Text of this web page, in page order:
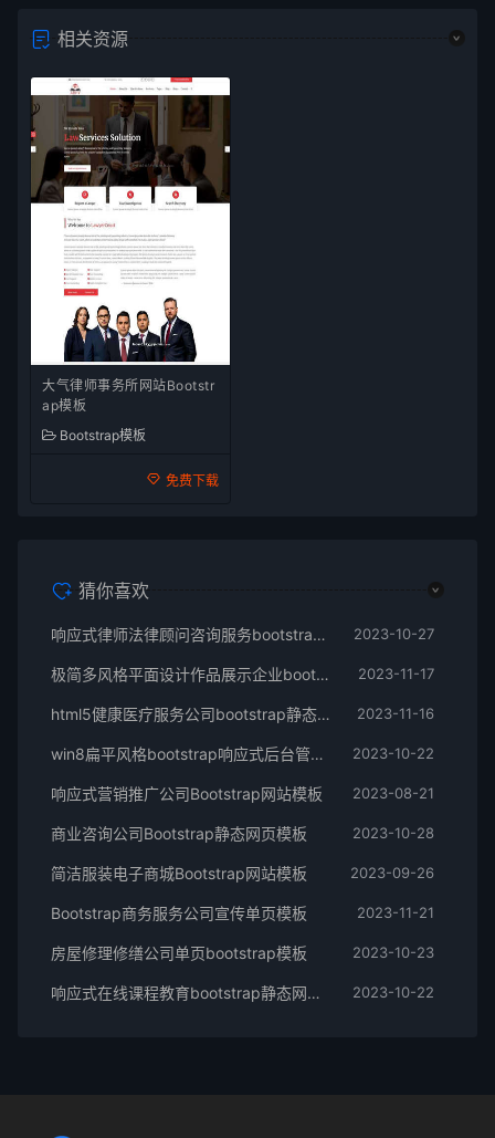
相关资源
大气律师事务所网站Bootstr
ap模板
Bootstrap模板
免费下载
猜你喜欢
响应式律师法律顾问咨询服务bootstrap模网站板 2023-10-27
极简多风格平面设计作品展示企业bootstrap网页模版 2023-11-17
html5健康医疗服务公司bootstrap静态网站模板 2023-11-16
win8扁平风格bootstrap响应式后台管理html模板下载 2023-10-22
响应式营销推广公司Bootstrap网站模板 2023-08-21
商业咨询公司Bootstrap静态网页模板 2023-10-28
简洁服装电子商城Bootstrap网站模板 2023-09-26
Bootstrap商务服务公司宣传单页模板 2023-11-21
房屋修理修缮公司单页bootstrap模板 2023-10-23
响应式在线课程教育bootstrap静态网站模板 2023-10-22